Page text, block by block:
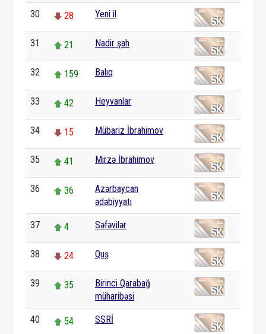
30 28 Yeni il
31 21 Nadir şah
32 159 Balıq
33 42 Heyvanlar
34 15 Mübariz İbrahimov
35 41 Mirzə İbrahimov
36 36
Azərbaycan
ədəbiyyatı
37 4 Səfəvilər
38 24 Quş
39 35
Birinci Qarabağ
müharibəsi
40 54 SSRİ